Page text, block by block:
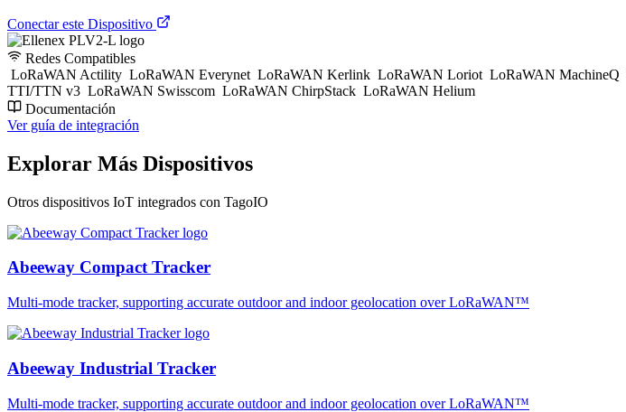
Conectar este Dispositivo
Redes Compatibles
LoRaWAN Actility LoRaWAN Everynet LoRaWAN Kerlink LoRaWAN Loriot LoRaWAN MachineQ
TTI/TTN v3 LoRaWAN Swisscom LoRaWAN ChirpStack LoRaWAN Helium
Documentación
Ver guía de integración
Explorar Más Dispositivos
Otros dispositivos IoT integrados con TagoIO
Abeeway Compact Tracker
Multi-mode tracker, supporting accurate outdoor and indoor geolocation over LoRaWAN™
Abeeway Industrial Tracker
Multi-mode tracker, supporting accurate outdoor and indoor geolocation over LoRaWAN™